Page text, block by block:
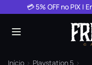
Pular para o conteúdo
💳 5% OFF no PIX |
Início › Playstation 5 ›